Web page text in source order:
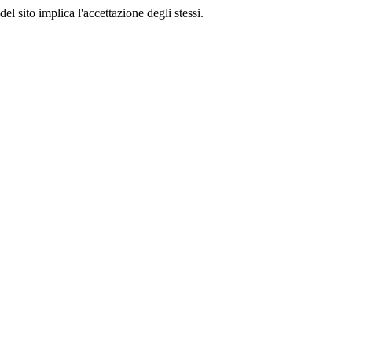
sito implica l'accettazione degli stessi.